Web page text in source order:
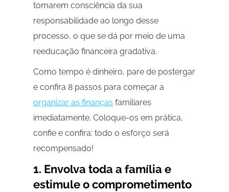
tomarem consciência da sua
responsabilidade ao longo desse
processo, o que se dá por meio de uma
reeducação financeira gradativa.
Como tempo é dinheiro, pare de postergar
e confira 8 passos para começar a
organizar as finanças familiares
imediatamente. Coloque-os em prática,
confie e confira: todo o esforço será
recompensado!
1. Envolva toda a família e
estimule o comprometimento